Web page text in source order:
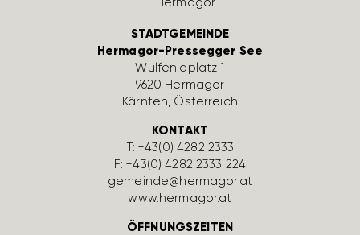
STADTGEMEINDE
Hermagor-Pressegger See
Wulfe­nia­platz 1
9620 Hermagor
Kärnten, Öster­reich
KONTAKT
T:+43(0) 4282 2333
F: +43(0) 4282 2333 224
gemeinde@hermagor.at
www.hermagor.at
ÖFFNUNGSZEITEN